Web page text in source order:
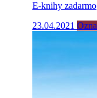
E-knihy zadarmo
23.04.2021